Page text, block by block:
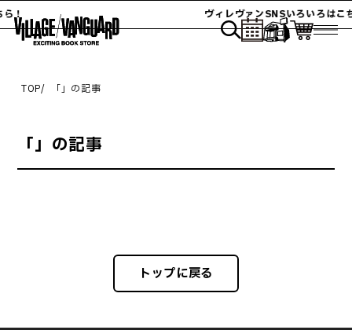
！ ヴィレヴァンSNSいろいろはこ
TOP 「」の記事
「」の記事
トップに戻る